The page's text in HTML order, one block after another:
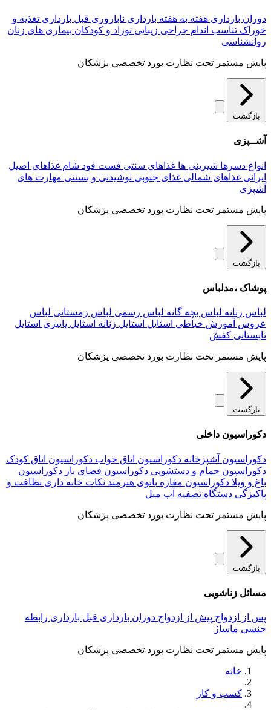
دوران بارداری هفته به هفته بارداری ناباروری قبل بارداری تغذیه و
خوراک تناسب اندام جراحی زیبایی نوزاد و کودکان بیماری های زنان
روانشناسی
پایش مستمر تحت نظارت بورد تخصصی پزشکان
بازگشت
آشــپزی
انواع دسرها شیرینی ها غذاهای سنتی فست فود شام غذاهای اصیل
ایرانی غذاهای شمالی غذای جنوبی نوشیدنی و بستنی مهارت های
آشپزی
پایش مستمر تحت نظارت بورد تخصصی پزشکان
بازگشت
پوشاک ،مدلباس
لباس زنانه لباس بچه گانه لباس رسمی لباس زمستانی لباس
عروس آموزش خیاطی استایل استایل زنانه استایل پاییزی استایل
تابستانی کفش
پایش مستمر تحت نظارت بورد تخصصی پزشکان
بازگشت
دکوراسیون داخلی
دکوراسیون آشپزخانه دکوراسیون اتاق خواب دکوراسیون اتاق کودک
دکوراسیون حمام و دستشویی دکوراسیون فضای باز دکوراسیون
باغ و ویلا دکوراسیون مغازه بانوی هنرمند نکات خانه داری نظافت و
پاکیزگی دستگاه تصفیه آب مبل
پایش مستمر تحت نظارت بورد تخصصی پزشکان
بازگشت
مسائل زناشویی
پس از ازدواج پیش از ازدواج دوران بارداری قبل بارداری رابطه
جنسی ماساژ
پایش مستمر تحت نظارت بورد تخصصی پزشکان
خانه
کسب و کار